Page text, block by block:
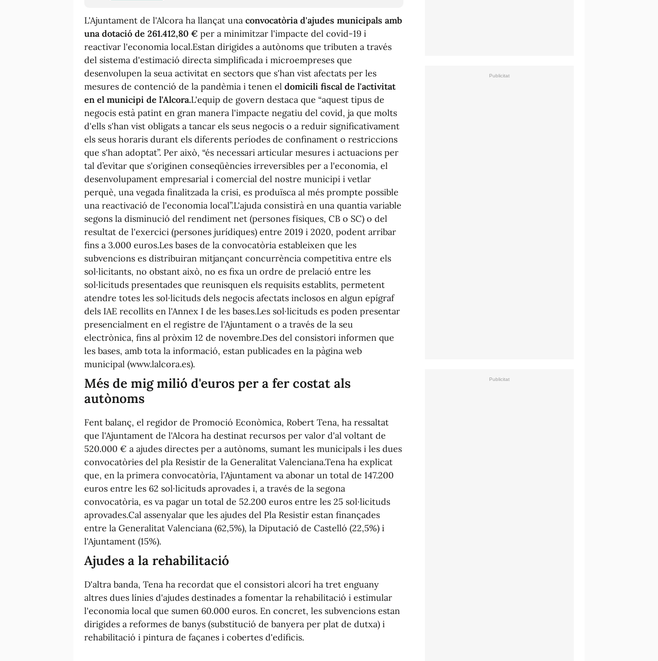
L'Ajuntament de l'Alcora ha llançat una convocatòria d'ajudes municipals amb
una dotació de 261.412,80 € per a minimitzar l'impacte del covid-19 i
reactivar l'economia local.Estan dirigides a autònoms que tributen a través
del sistema d'estimació directa simplificada i microempreses que
desenvolupen la seua activitat en sectors que s'han vist afectats per les
mesures de contenció de la pandèmia i tenen el domicili fiscal de l'activitat
en el municipi de l'Alcora.L'equip de govern destaca que “aquest tipus de
negocis està patint en gran manera l'impacte negatiu del covid, ja que molts
d'ells s'han vist obligats a tancar els seus negocis o a reduir significativament
els seus horaris durant els diferents períodes de confinament o restriccions
que s'han adoptat”. Per això, “és necessari articular mesures i actuacions per
tal d’evitar que s'originen conseqüències irreversibles per a l'economia, el
desenvolupament empresarial i comercial del nostre municipi i vetlar
perquè, una vegada finalitzada la crisi, es produïsca al més prompte possible
una reactivació de l'economia local”.L'ajuda consistirà en una quantia variable
segons la disminució del rendiment net (persones físiques, CB o SC) o del
resultat de l'exercici (persones jurídiques) entre 2019 i 2020, podent arribar
fins a 3.000 euros.Les bases de la convocatòria estableixen que les
subvencions es distribuiran mitjançant concurrència competitiva entre els
sol·licitants, no obstant això, no es fixa un ordre de prelació entre les
sol·licituds presentades que reunisquen els requisits establits, permetent
atendre totes les sol·licituds dels negocis afectats inclosos en algun epígraf
dels IAE recollits en l'Annex I de les bases.Les sol·licituds es poden presentar
presencialment en el registre de l'Ajuntament o a través de la seu
electrònica, fins al pròxim 12 de novembre.Des del consistori informen que
les bases, amb tota la informació, estan publicades en la pàgina web
municipal (www.lalcora.es).
Més de mig milió d'euros per a fer costat als
autònoms
Fent balanç, el regidor de Promoció Econòmica, Robert Tena, ha ressaltat
que l'Ajuntament de l'Alcora ha destinat recursos per valor d'al voltant de
520.000 € a ajudes directes per a autònoms, sumant les municipals i les dues
convocatòries del pla Resistir de la Generalitat Valenciana.Tena ha explicat
que, en la primera convocatòria, l'Ajuntament va abonar un total de 147.200
euros entre les 62 sol·licituds aprovades i, a través de la segona
convocatòria, es va pagar un total de 52.200 euros entre les 25 sol·licituds
aprovades.Cal assenyalar que les ajudes del Pla Resistir estan finançades
entre la Generalitat Valenciana (62,5%), la Diputació de Castelló (22,5%) i
l'Ajuntament (15%).
Ajudes a la rehabilitació
D'altra banda, Tena ha recordat que el consistori alcorí ha tret enguany
altres dues línies d'ajudes destinades a fomentar la rehabilitació i estimular
l'economia local que sumen 60.000 euros. En concret, les subvencions estan
dirigides a reformes de banys (substitució de banyera per plat de dutxa) i
rehabilitació i pintura de façanes i cobertes d'edificis.